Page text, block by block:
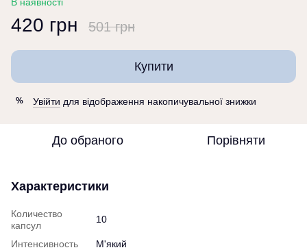
420 грн 501 грн
Купити
% Увійти для відображення накопичувальної знижки
До обраного Порівняти
Характеристики
Количество
капсул
10
Интенсивность М'який